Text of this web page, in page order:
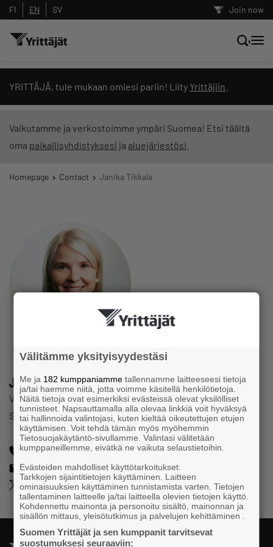
Join now
FI EN SV
YRITTÄJÄ, tule mukaan omiesi pariin! Liity Yrittäjiin
Vaikutamme ja verkostoimme ympäri Suomea! Etsi täältä
oma paikallisyhdistyksesi ja aluejärjestösi
Homepage Contact Janika Tikkala
Janika Tikkala
Vice President Communications
Suomen Yrittäjät
09 2292 2934,046 923 4386
janika.tikkala@yrittajat.fi
@jatikkala
Välitämme yksityisyydestäsi
Me ja 182 kumppaniamme tallennamme laitteeseesi tietoja
ja/tai haemme niitä, jotta voimme käsitellä henkilötietoja.
Näitä tietoja ovat esimerkiksi evästeissä olevat yksilölliset
tunnisteet. Napsauttamalla alla olevaa linkkiä voit hyväksyä
tai hallinnoida valintojasi, kuten kieltää oikeutettujen etujen
käyttämisen. Voit tehdä tämän myös myöhemmin
Tietosuojakäytäntö-sivullamme. Valintasi välitetään
kumppaneillemme, eivätkä ne vaikuta selaustietoihin.
Evästeiden mahdolliset käyttötarkoitukset:
Tarkkojen sijaintitietojen käyttäminen. Laitteen
ominaisuuksien käyttäminen tunnistamista varten. Tietojen
tallentaminen laitteelle ja/tai laitteella olevien tietojen käyttö.
Kohdennettu mainonta ja personoitu sisältö, mainonnan ja
sisällön mittaus, yleisötutkimus ja palvelujen kehittäminen .
Suomen Yrittäjät ja sen kumppanit tarvitsevat
suostumuksesi seuraaviin: